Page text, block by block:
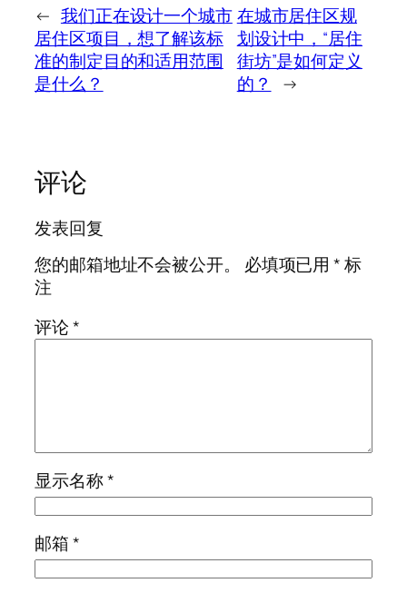
← 我们正在设计一个城市
居住区项目，想了解该标
准的制定目的和适用范围
是什么？
在城市居住区规
划设计中，“居住
街坊”是如何定义
的？
→
评论
发表回复
您的邮箱地址不会被公开。
必填项已用*标
注
评论*
显示名称*
邮箱*